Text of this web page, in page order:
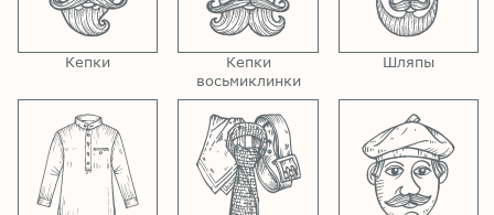
Кепки
Кепки
восьмиклинки
Шляпы